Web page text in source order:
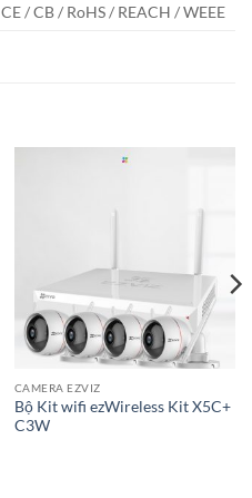
CE / CB / RoHS / REACH / WEEE
CAMERA EZVIZ
Bộ Kit wifi ezWireless Kit X5C+
C3W